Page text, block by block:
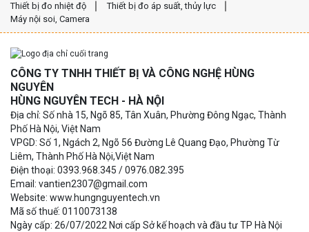
Thiết bị đo nhiệt độ
Thiết bị đo áp suất, thủy lực
Máy nội soi, Camera
CÔNG TY TNHH THIẾT BỊ VÀ CÔNG NGHỆ HÙNG
NGUYÊN
HÙNG NGUYÊN TECH - HÀ NỘI
Địa chỉ: Số nhà 15, Ngõ 85, Tân Xuân, Phường Đông Ngạc, Thành
Phố Hà Nội, Việt Nam
VPGD: Số 1, Ngách 2, Ngõ 56 Đường Lê Quang Đạo, Phường Từ
Liêm, Thành Phố Hà Nội,Việt Nam
Điện thoại: 0393.968.345 / 0976.082.395
Email: vantien2307@gmail.com
Website: www.hungnguyentech.vn
Mã số thuế: 0110073138
Ngày cấp: 26/07/2022 Nơi cấp Sở kế hoạch và đầu tư TP Hà Nội